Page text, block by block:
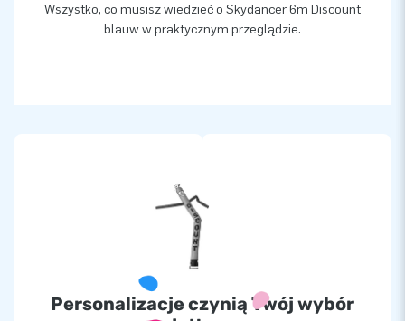
Wszystko, co musisz wiedzieć o Skydancer 6m Discount
blauw w praktycznym przeglądzie.
Personalizacje czynią Twój wybór